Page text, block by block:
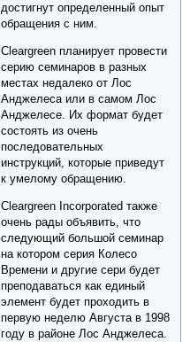
достигнут определенный опыт
обращения с ним.
Cleargreen планирует провести
серию семинаров в разных
местах недалеко от Лос
Анджелеса или в самом Лос
Анджелесе. Их формат будет
состоять из очень
последовательных
инструкций, которые приведут
к умелому обращению.
Cleargreen Incorporated также
очень рады объявить, что
следующий большой семинар
на котором серия Колесо
Времени и другие сери будет
преподаваться как единый
элемент будет проходить в
первую неделю Августа в 1998
году в районе Лос Анджелеса.